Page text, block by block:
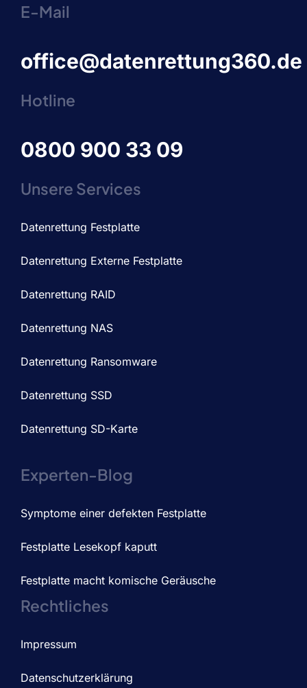
E-Mail
office@datenrettung360.de
Hotline
0800 900 33 09
Unsere Services
Datenrettung Festplatte
Datenrettung Externe Festplatte
Datenrettung RAID
Datenrettung NAS
Datenrettung Ransomware
Datenrettung SSD
Datenrettung SD-Karte
Experten-Blog
Symptome einer defekten Festplatte
Festplatte Lesekopf kaputt
Festplatte macht komische Geräusche
Rechtliches
Impressum
Datenschutzerklärung